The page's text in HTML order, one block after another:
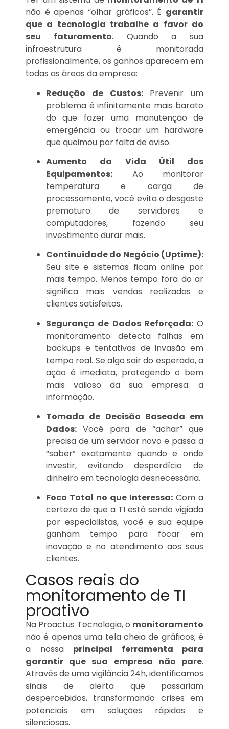
não é apenas “olhar gráficos”. É garantir
que a tecnologia trabalhe a favor do
seu faturamento. Quando a sua
infraestrutura é monitorada
profissionalmente, os ganhos aparecem em
todas as áreas da empresa:
Redução de Custos:Prevenir um
problema é infinitamente mais barato
do que fazer uma manutenção de
emergência ou trocar um hardware
que queimou por falta de aviso.
Aumento da Vida Útil dos
Equipamentos: Ao monitorar
temperatura e carga de
processamento, você evita o desgaste
prematuro de servidores e
computadores, fazendo seu
investimento durar mais.
Continuidade do Negócio (Uptime):
Seu site e sistemas ficam online por
mais tempo. Menos tempo fora do ar
significa mais vendas realizadas e
clientes satisfeitos.
Segurança de Dados Reforçada:O
monitoramento detecta falhas em
backups e tentativas de invasão em
tempo real. Se algo sair do esperado, a
ação é imediata, protegendo o bem
mais valioso da sua empresa: a
informação.
Tomada de Decisão Baseada em
Dados: Você para de “achar” que
precisa de um servidor novo e passa a
“saber” exatamente quando e onde
investir, evitando desperdício de
dinheiro em tecnologia desnecessária.
Foco Total no que Interessa: Com a
certeza de que a TI está sendo vigiada
por especialistas, você e sua equipe
ganham tempo para focar em
inovação e no atendimento aos seus
clientes.
Casos reais do
monitoramento de TI
proativo
Na Proactus Tecnologia, o monitoramento
não é apenas uma tela cheia de gráficos; é
a nossa principal ferramenta para
garantir que sua empresa não pare.
Através de uma vigilância 24h, identificamos
sinais de alerta que passariam
despercebidos, transformando crises em
potenciais em soluções rápidas e
silenciosas.